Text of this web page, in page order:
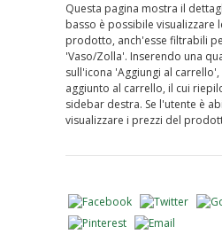
Questa pagina mostra il
basso è possibile visualizzare
prodotto, anch'esse filtrabili
'Vaso/Zolla'. Inserendo una
sull'icona 'Aggiungi al
aggiunto al carrello, il cui
sidebar destra. Se l'utente è
visualizzare i prezzi del